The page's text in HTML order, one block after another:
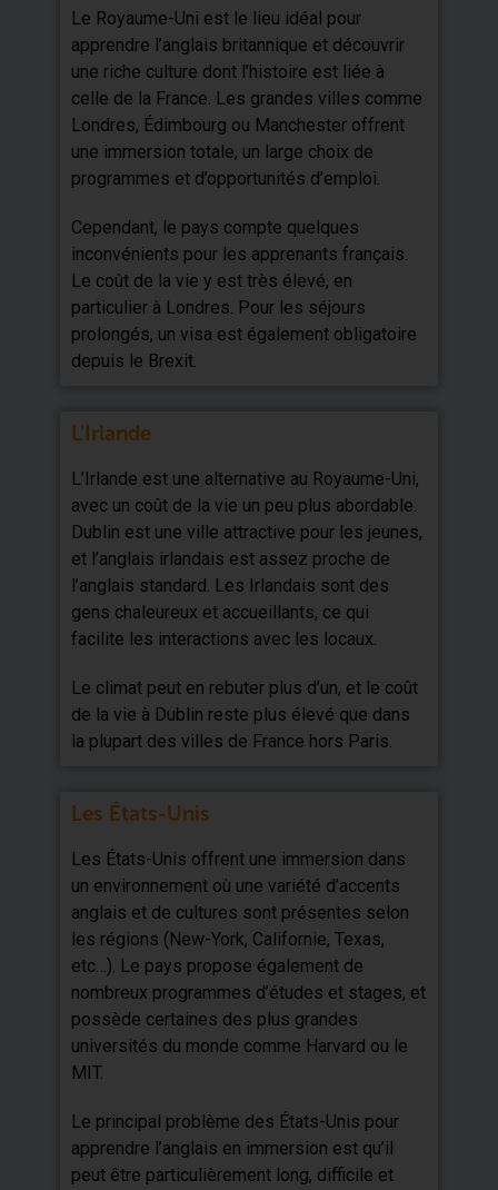
Le Royaume-Uni est le lieu idéal pour
apprendre l’anglais britannique et découvrir
une riche culture dont l’histoire est liée à
celle de la France. Les grandes villes comme
Londres, Édimbourg ou Manchester offrent
une immersion totale, un large choix de
programmes et d’opportunités d’emploi.
Cependant, le pays compte quelques
inconvénients pour les apprenants français.
Le coût de la vie y est très élevé, en
particulier à Londres. Pour les séjours
prolongés, un visa est également obligatoire
depuis le Brexit.
L’Irlande
L’Irlande est une alternative au Royaume-Uni,
avec un coût de la vie un peu plus abordable.
Dublin est une ville attractive pour les jeunes,
et l’anglais irlandais est assez proche de
l’anglais standard. Les Irlandais sont des
gens chaleureux et accueillants, ce qui
facilite les interactions avec les locaux.
Le climat peut en rebuter plus d’un, et le coût
de la vie à Dublin reste plus élevé que dans
la plupart des villes de France hors Paris.
Les États-Unis
Les États-Unis offrent une immersion dans
un environnement où une variété d’accents
anglais et de cultures sont présentes selon
les régions (New-York, Californie, Texas,
etc…). Le pays propose également de
nombreux programmes d’études et stages, et
possède certaines des plus grandes
universités du monde comme Harvard ou le
MIT.
Le principal problème des États-Unis pour
apprendre l’anglais en immersion est qu’il
peut être particulièrement long, difficile et